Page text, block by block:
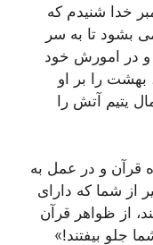
خدا شنیدم که
بشود تا به سر
و در امورش خود‌‌
بهشت را بر او
یتیم آتش را
قرآن و در عمل به
از شما که دارای
از ظواهر قرآن
جلو بیفتند!»